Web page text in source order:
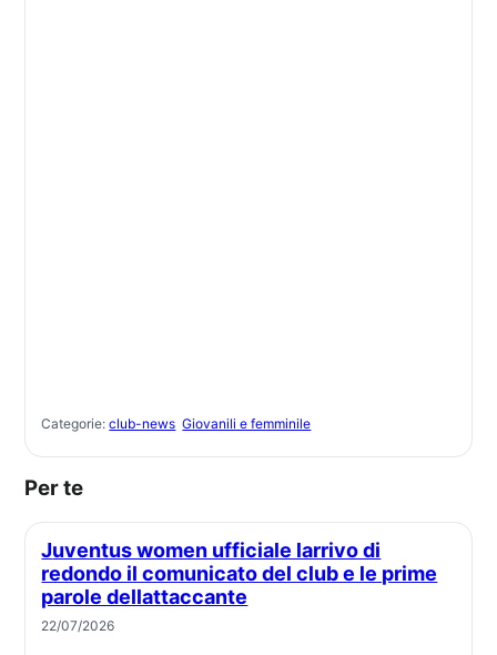
Categorie:club-news Giovanili e femminile
Per te
Juventus women ufficiale larrivo di
redondo il comunicato del club e le prime
parole dellattaccante
22/07/2026